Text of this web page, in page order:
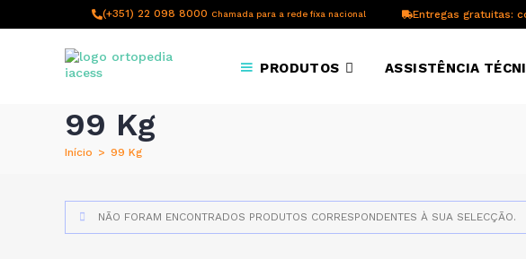
(+351) 22 098 8000 Chamada para a rede fixa nacional Entregas gratuitas:
PRODUTOS ASSISTÊNCIA
99 Kg
Início > 99 Kg
NÃO FORAM ENCONTRADOS PRODUTOS CORRESPONDENTES À SUA SELECÇÃO.